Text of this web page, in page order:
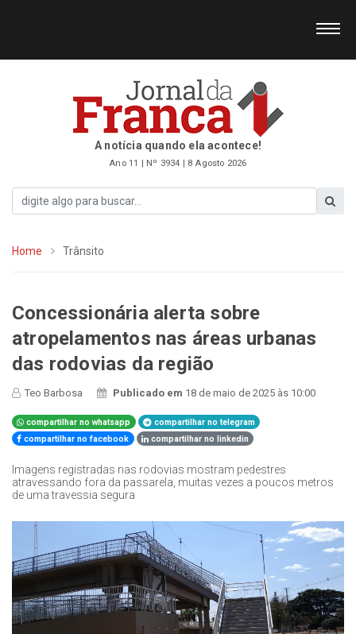
A notícia quando ela acontece!
Ano 11 | Nº 3934 | 8 Agosto 2026
Home Trânsito
Concessionária alerta sobre
atropelamentos nas áreas urbanas
das rodovias da região
Teo Barbosa Publicado em 18 de maio de 2025 às 10:00
compartilhar no whatsapp
compartilhar no telegram
compartilhar no facebook
compartilhar no linkedin
Imagens registradas nas rodovias mostram pedestres
atravessando fora da passarela, muitas vezes a poucos metros
de uma travessia segura